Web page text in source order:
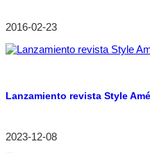
2016-02-23
Lanzamiento revista Style
2023-12-08